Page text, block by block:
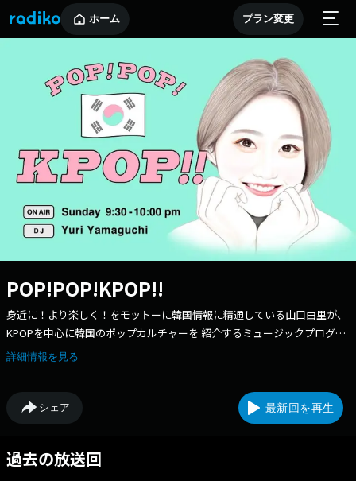
ホーム プラン変更
POP!POP!KPOP!!
身近に！より楽しく！をモットーに韓国情報に精通している山口由里が、
KPOPを中心に韓国のポップカルチャーを 紹介するミュージックプログラ
ムです！
詳細情報を見る
シェア 最新回を再生
過去の放送回